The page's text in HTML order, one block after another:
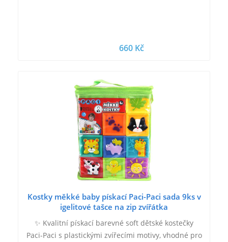
660 Kč
Kostky měkké baby pískací Paci-Paci sada 9ks v
igelitové tašce na zip zvířátka
✨ Kvalitní pískací barevné soft dětské kostečky
Paci-Paci s plastickými zvířecími motivy, vhodné pro